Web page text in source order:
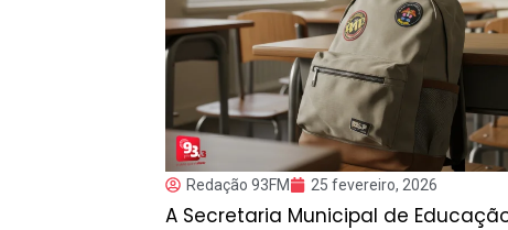
Redação 93FM 25 fevereiro, 2026
A Secretaria Municipal de